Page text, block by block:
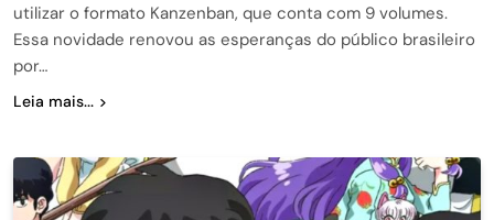
utilizar o formato Kanzenban, que conta com 9 volumes.
Essa novidade renovou as esperanças do público brasileiro
por…
Leia mais...